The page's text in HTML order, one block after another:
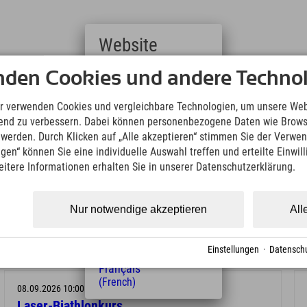
Information Oberstdorf bis um 16:00 Uhr am Vortag
18.08.2026 10:00 Uhr
08.09.2026 10:00 Uhr
Cookies und andere
verwenden Cookies und vergleichbare Technologien, um unsere
zu verbessern. Dabei können personenbezogene Daten wie
Durch Klicken auf „Alle akzeptieren“ stimmen Sie der
können Sie eine individuelle Auswahl treffen und erteilte
Informationen erhalten Sie in unserer Datenschutzerklärung.
Nur notwendige akzeptieren
Einstellungen ·
Website
Deutsch
(German)
English
(English)
Italiano
(Italian)
Čeština
(Czech)
Magyar
Nederlands
Français
(French)